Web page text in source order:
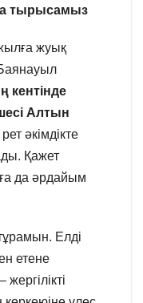
тырысамыз
жуық
кентінде
Алтын
әкімдікте
Қажет
да әрдайым
Елді
етене
жергілікті